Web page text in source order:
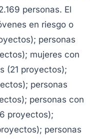
personas. El
en riesgo o
personas
mujeres con
(21 proyectos);
personas
personas con
proyectos);
personas